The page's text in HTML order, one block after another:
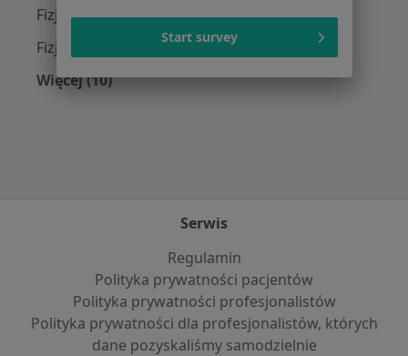
Fizjoterapeuci z PZU Zdrowie w Sosnowcu
Fizjoterapeuci z Allianz w Sosnowcu
Więcej (10)
Serwis
Regulamin
Polityka prywatności pacjentów
Polityka prywatności profesjonalistów
Polityka prywatności dla profesjonalistów, których
dane pozyskaliśmy samodzielnie
Start survey